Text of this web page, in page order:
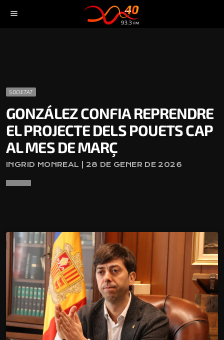
menu
SOCIETAT
GONZÁLEZ CONFIA REPRENDRE
EL PROJECTE DELS POUETS CAP
AL MES DE MARÇ
INGRID MONREAL | 28 DE GENER DE 2026